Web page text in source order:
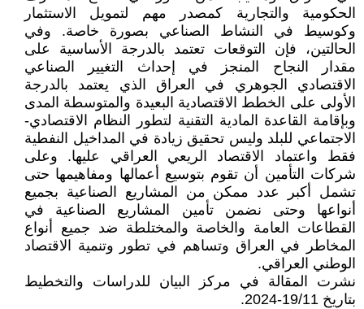
الحكومية والتجارية كمصدر مهم لتمويل الاستثمار
وكوسيط في النشاط الصناعي بصورة خاصة. وفي
الحالتين، فإن التوقعات تعتمد بالدرجة الأساسية على
مقدار النجاح المنجز في إحداث التغيير الصناعي
الاقتصادي الجوهري في العراق الذي يعتمد بالدرجة
الأولى على الخطط الاقتصادية البعيدة والمتوسطة المدى
وبإقامة القاعدة المادية التقنية لتطور النظام الاقتصادي-
الاجتماعي للبلد وليس تحقيق زيادة في المداخيل النفطية
فقط واعتماد الاقتصاد الريعي العراقي عليها. وعلى
شركات التأمين أن تقوم بتوسيع أعمالها ومفاهيمها حتى
تشمل أكبر عدد ممكن من المشاريع الصناعية بجميع
أنواعها وحتى نضمن تأمين المشاريع الصناعية في
القطاعات العامة والخاصة والمختلطة ضد جميع أنواع
المخاطر في العراق وتساهم في تطور وتنمية الاقتصاد
الوطني العراقي.
نشرت المقالة في مركز البيان للدراسات والتخطيط
بتاريخ 19/11-2024.